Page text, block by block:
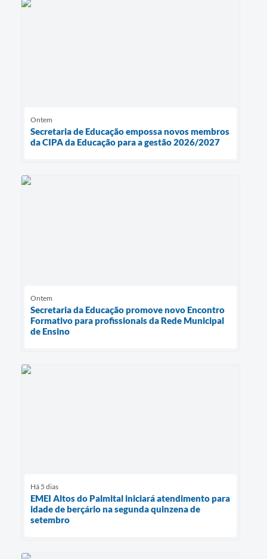
Ontem
Secretaria de Educação empossa novos membros
da CIPA da Educação para a gestão 2026/2027
Ontem
Secretaria da Educação promove novo Encontro
Formativo para profissionais da Rede Municipal
de Ensino
Há 5 dias
EMEI Altos do Palmital iniciará atendimento para
idade de berçário na segunda quinzena de
setembro